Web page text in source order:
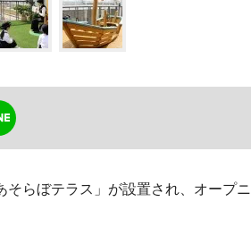
らぼテラス」が設置され、オープニ